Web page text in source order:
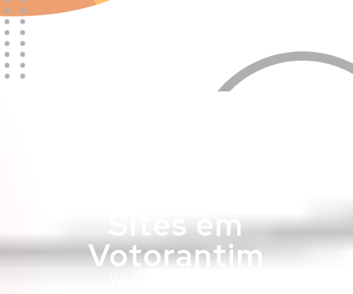
Sites em
Votorantim